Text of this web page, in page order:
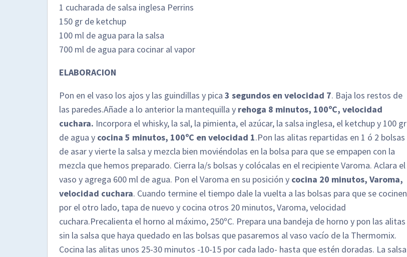
1 cucharada de salsa inglesa Perrins
150 gr de ketchup
100 ml de agua para la salsa
700 ml de agua para cocinar al vapor
ELABORACION
Pon en el vaso los ajos y las guindillas y pica 3 segundos en velocidad 7. Baja los restos de
las paredes.Añade a lo anterior la mantequilla y rehoga 8 minutos, 100ºC, velocidad
cuchara. Incorpora el whisky, la sal, la pimienta, el azúcar, la salsa inglesa, el ketchup y 100 gr
de agua ycocina 5 minutos, 100ºC en velocidad 1.Pon las alitas repartidas en 1 ó 2 bolsas
de asar y vierte la salsa y mezcla bien moviéndolas en la bolsa para que se empapen con la
mezcla que hemos preparado. Cierra la/s bolsas y colócalas en el recipiente Varoma. Aclara el
vaso y agrega 600 ml de agua. Pon el Varoma en su posición ycocina 20 minutos, Varoma,
velocidad cuchara. Cuando termine el tiempo dale la vuelta a las bolsas para que se cocinen
por el otro lado, tapa de nuevo y cocina otros 20 minutos, Varoma, velocidad
cuchara.Precalienta el horno al máximo, 250ºC. Prepara una bandeja de horno y pon las alitas
sin la salsa que haya quedado en las bolsas que pasaremos al vaso vacío de la Thermomix.
Cocina las alitas unos 25-30 minutos -10-15 por cada lado- hasta que estén doradas. La salsa